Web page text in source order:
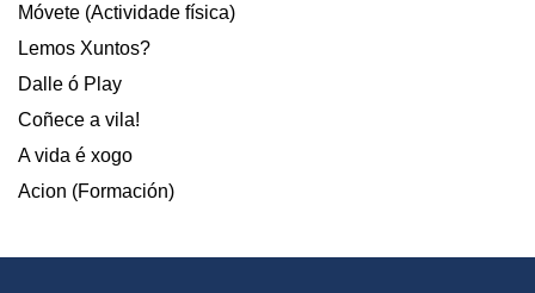
Móvete (Actividade física)
Lemos Xuntos?
Dalle ó Play
Coñece a vila!
A vida é xogo
Acion (Formación)